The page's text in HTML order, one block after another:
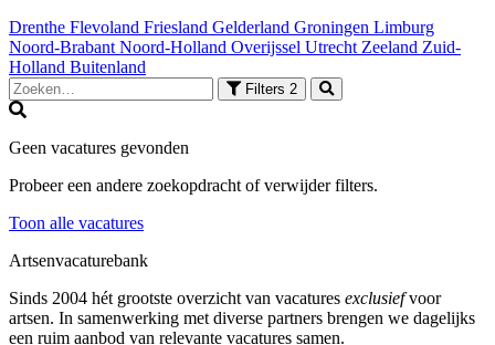
Drenthe Flevoland Friesland Gelderland Groningen Limburg
Noord-Brabant Noord-Holland Overijssel Utrecht Zeeland Zuid-
Holland Buitenland
Filters 2
Geen vacatures gevonden
Probeer een andere zoekopdracht of verwijder filters.
Toon alle vacatures
Artsenvacaturebank
Sinds 2004 hét grootste overzicht van vacatures exclusiefvoor
artsen. In samenwerking met diverse partners brengen we dagelijks
een ruim aanbod van relevante vacatures samen.